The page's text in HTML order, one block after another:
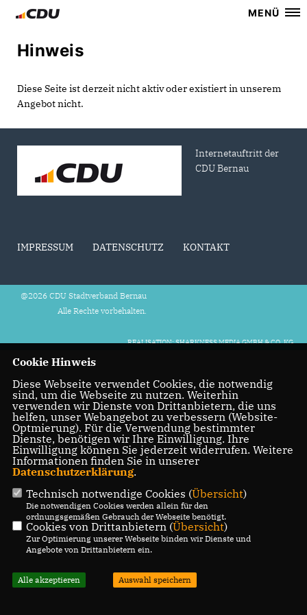
MENÜ
Hinweis
Diese Seite ist derzeit nicht aktiv oder existiert in unserem
Angebot nicht.
Internetauftritt der
CDU Bernau
IMPRESSUM DATENSCHUTZ KONTAKT
@2026 CDU Stadtverband Bernau
Alle Rechte vorbehalten.
REALISATION: SHARKNESS MEDIA GMBH & CO. KG
Cookie Hinweis
Diese Webseite verwendet Cookies, die notwendig
sind, um die Webseite zu nutzen. Weiterhin
verwenden wir Dienste von Drittanbietern, die uns
helfen, unser Webangebot zu verbessern (Website-
Optmierung). Für die Verwendung bestimmter
Dienste, benötigen wir Ihre Einwilligung. Ihre
Einwilligung können Sie jederzeit widerrufen. Weitere
Informationen finden Sie in unserer
Datenschutzerklärung.
Technisch notwendige Cookies (Übersicht)
Die notwendigen Cookies werden allein für den
ordnungsgemäßen Gebrauch der Webseite benötigt.
Cookies von Drittanbietern (Übersicht)
Zur Optimierung unserer Webseite binden wir Dienste und
Angebote von Drittanbietern ein.
Alle akzeptieren Auswahl speichern